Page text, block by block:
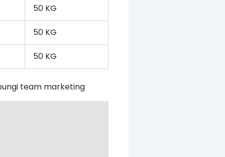
50 KG
50 KG
50 KG
team marketing